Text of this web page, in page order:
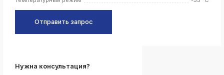
k
k
Отправить запрос
Нужна консультация?